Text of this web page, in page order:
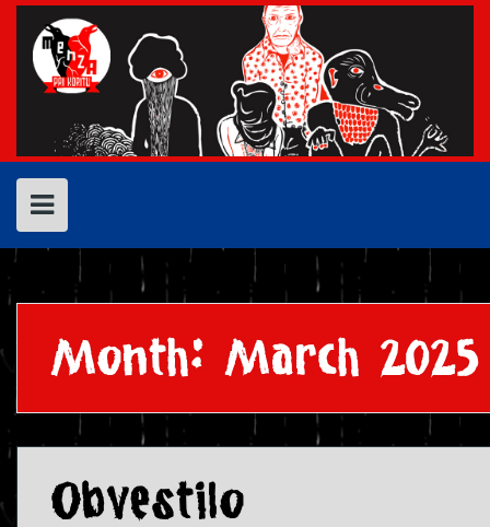
Skip
content
Month: March 2025
Obvestilo